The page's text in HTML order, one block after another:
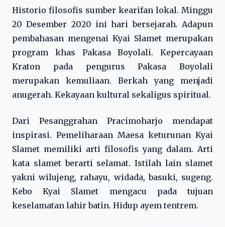
Historio filosofis sumber kearifan lokal. Minggu
20 Desember 2020 ini hari bersejarah. Adapun
pembahasan mengenai Kyai Slamet merupakan
program khas Pakasa Boyolali. Kepercayaan
Kraton pada pengurus Pakasa Boyolali
merupakan kemuliaan. Berkah yang menjadi
anugerah. Kekayaan kultural sekaligus spiritual.
Dari Pesanggrahan Pracimoharjo mendapat
inspirasi. Pemeliharaan Maesa keturunan Kyai
Slamet memiliki arti filosofis yang dalam. Arti
kata slamet berarti selamat. Istilah lain slamet
yakni wilujeng, rahayu, widada, basuki, sugeng.
Kebo Kyai Slamet mengacu pada tujuan
keselamatan lahir batin. Hidup ayem tentrem.